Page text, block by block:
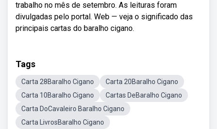
trabalho no mês de setembro. As leituras foram
divulgadas pelo portal. Web — veja o significado das
principais cartas do baralho cigano.
Tags
Carta 28Baralho Cigano
Carta 20Baralho Cigano
Carta 10Baralho Cigano
Cartas DeBaralho Cigano
Carta DoCavaleiro Baralho Cigano
Carta LivrosBaralho Cigano